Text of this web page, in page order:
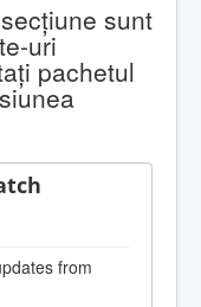
sunt
uri
pachetul
from